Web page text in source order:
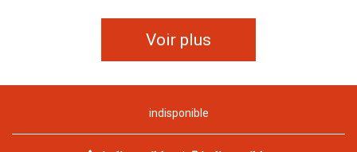
Voir plus
indisponible